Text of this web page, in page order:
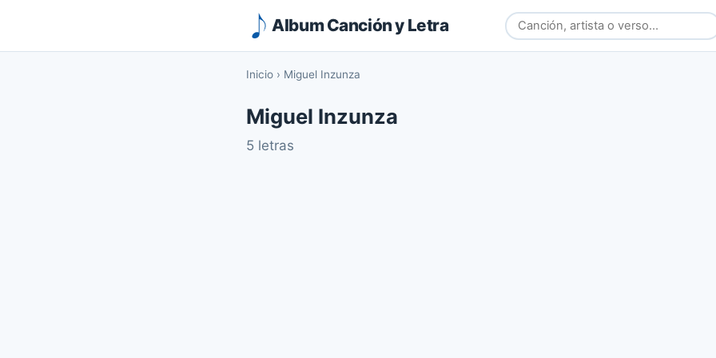
Album Canción y Letra
Inicio › Miguel Inzunza
Miguel Inzunza
5 letras